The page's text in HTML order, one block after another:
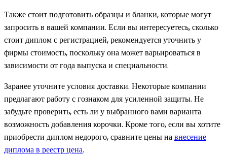
Также стоит подготовить образцы и бланки, которые могут
запросить в вашей компании. Если вы интересуетесь, сколько
стоит диплом с регистрацией, рекомендуется уточнить у
фирмы стоимость, поскольку она может варьироваться в
зависимости от года выпуска и специальности.
Заранее уточните условия доставки. Некоторые компании
предлагают работу с гознаком для усиленной защиты. Не
забудьте проверить, есть ли у выбранного вами варианта
возможность добавления корочки. Кроме того, если вы хотите
приобрести диплом недорого, сравните цены навнесение
диплома в реестр цена.